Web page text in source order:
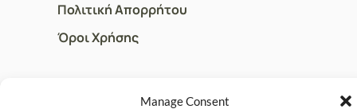
Manage Consent
Πολιτική Απορρήτου
Όροι Χρήσης
ΓΡΗΓΟΡOI ΣΥΝΔΕΣΜΟΙ